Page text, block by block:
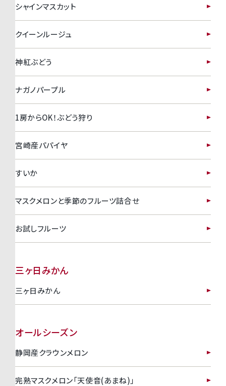
シャインマスカット
クイーンルージュ
神紅ぶどう
ナガノパープル
1房からOK！ぶどう狩り
宮崎産パパイヤ
すいか
マスクメロンと季節のフルーツ詰合せ
お試しフルーツ
三ヶ日みかん
三ヶ日みかん
オールシーズン
静岡産クラウンメロン
完熟マスクメロン「天使音(あまね)」